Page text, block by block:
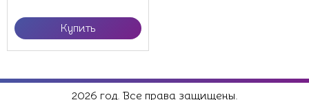
Купить
2026 год. Все права защищены.